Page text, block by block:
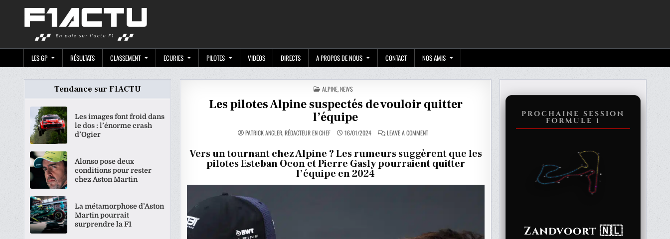
LES GP RÉSULTATS CLASSEMENT ECURIES PILOTES VIDÉOS DIRECTS A PROPOS DE NOUS CONTACT NOS AMIS
POSTED
IN
ALPINE,NEWS
Les pilotes Alpine suspectés de vouloir quitter
l’équipe
PATRICK ANGLER, RÉDACTEUR EN CHEF 16/01/2024 LEAVE A COMMENTON
ALPINE
SUSPECTÉS
DE
VOULOIR
Vers un tournant chez Alpine ? Les rumeurs suggèrent que les
pilotes Esteban Ocon et Pierre Gasly pourraient quitter
l’équipe en 2024
Tendance sur F1ACTU
Les images font froid dans
le dos : l’énorme crash
d’Ogier
Alonso pose deux
conditions pour rester
chez Aston Martin
La métamorphose d’Aston
Martin pourrait
surprendre la F1
PROCHAINE SESSION
FORMULE 1
Zandvoort 🇳🇱